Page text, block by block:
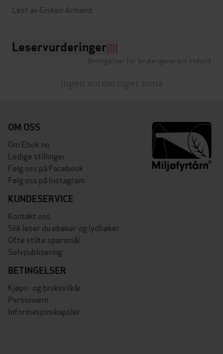
Leservurderinger(0)
Betingelser for brukergenerert innhold
Ingen vurderinger ennå
OM OSS
Om Ebok.no
Ledige stillinger
Følg oss på Facebook
Følg oss på Instagram
KUNDESERVICE
Kontakt oss
Slik leser du ebøker og lydbøker
Ofte stilte spørsmål
Selvpublisering
BETINGELSER
Kjøps- og bruksvilkår
Personvern
Informasjonskapsler